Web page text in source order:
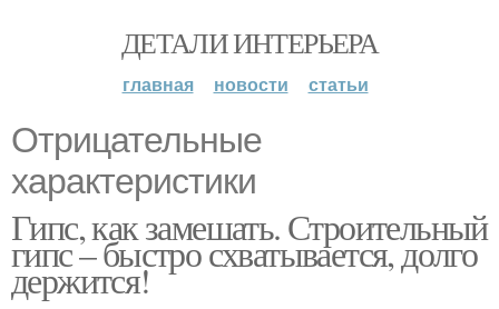
ДЕТАЛИ ИНТЕРЬЕРА
главная новости статьи
Отрицательные
характеристики
Гипс, как замешать. Строительный
гипс – быстро схватывается, долго
держится!